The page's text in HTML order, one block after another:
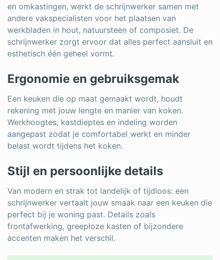
en omkastingen, werkt de schrijnwerker samen met
andere vakspecialisten voor het plaatsen van
werkbladen in hout, natuursteen of composiet. De
schrijnwerker zorgt ervoor dat alles perfect aansluit en
esthetisch één geheel vormt.
Ergonomie en gebruiksgemak
Een keuken die op maat gemaakt wordt, houdt
rekening met jouw lengte en manier van koken.
Werkhoogtes, kastdieptes en indeling worden
aangepast zodat je comfortabel werkt en minder
belast wordt tijdens het koken.
Stijl en persoonlijke details
Van modern en strak tot landelijk of tijdloos: een
schrijnwerker vertaalt jouw smaak naar een keuken die
perfect bij je woning past. Details zoals
frontafwerking, greeploze kasten of bijzondere
accenten maken het verschil.